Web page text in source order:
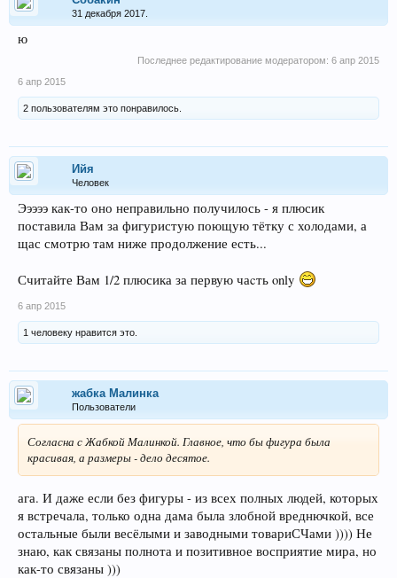
31 декабря 2017.
ю
Последнее редактирование модератором: 6 апр 2015
6 апр 2015
2 пользователям это понравилось.
Ийя
Человек
Эээээ как-то оно неправильно получилось - я плюсик
поставила Вам за фигуристую поющую тётку с холодами, а
щас смотрю там ниже продолжение есть...
Считайте Вам 1/2 плюсика за первую чаcть only
6 апр 2015
1 человеку нравится это.
жабка Малинка
Пользователи
Согласна с Жабкой Малинкой. Главное, что бы фигура была
красивая, а размеры - дело десятое.
ага. И даже если без фигуры - из всех полных людей, которых
я встречала, только одна дама была злобной вреднючкой, все
остальные были весёлыми и заводными товариСЧами )))) Не
знаю, как связаны полнота и позитивное восприятие мира, но
как-то связаны )))